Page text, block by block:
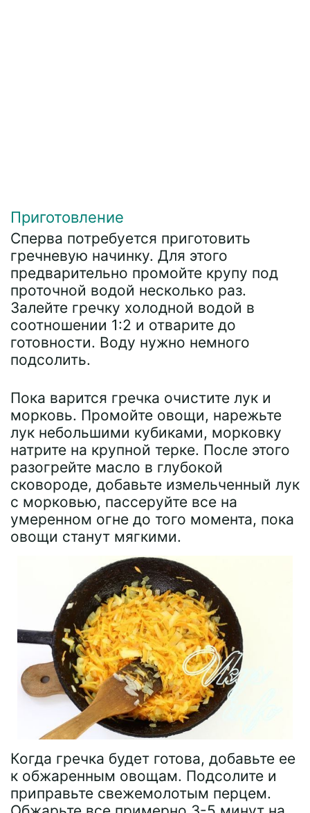
Приготовление
Сперва потребуется приготовить
гречневую начинку. Для этого
предварительно промойте крупу под
проточной водой несколько раз.
Залейте гречку холодной водой в
соотношении 1:2 и отварите до
готовности. Воду нужно немного
подсолить.
Пока варится гречка очистите лук и
морковь. Промойте овощи, нарежьте
лук небольшими кубиками, морковку
натрите на крупной терке. После этого
разогрейте масло в глубокой
сковороде, добавьте измельченный лук
с морковью, пассеруйте все на
умеренном огне до того момента, пока
овощи станут мягкими.
Когда гречка будет готова, добавьте ее
к обжаренным овощам. Подсолите и
приправьте свежемолотым перцем.